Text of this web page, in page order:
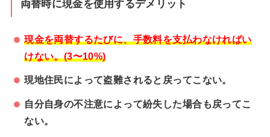
両替時に現金を使用するデメリット
現金を両替するたびに、手数料を支払わなければい
けない。(3〜10%)
現地住民によって盗難されると戻ってこない。
自分自身の不注意によって紛失した場合も戻ってこ
ない。